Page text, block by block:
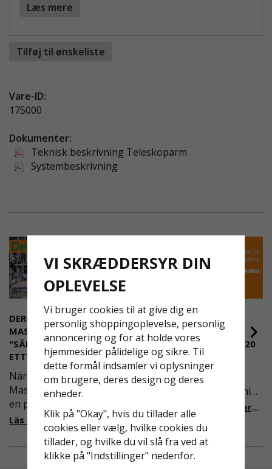
arbejdsmiljøer
FOR ØGET SIKKERHED VED ARBEJDE I
tagfodsbeslag og lignende løsninger, hvor der
kræves ekstra stabilisering. Den mindsker
arbejdsmiljø.
MANGFOLDIG OG PÅLIDELIG STØTTE
den til en vigtig del af professionelle
Læs mere
Tilføj til ønskeliste
Vare-ID:
175000
Dokumenter:
Teknisk beskrivning Teleskoparm
Systembeskrivning
DEROME
MASKINUTHYRNING -
"SÄKERHET ÄR ALLTID PRIO
ETT"
När Derome
Maskinuthyrning behövde
en pålitlig partner inom
fallskydd och
säkerhetslösningar föll
valet på
Ställningsprodukter.se.
Läs mer om varför Derome väljer oss
NYA REGLER FÖR
RULLSTÄLLNING -
AFS2023:9 & EN1004:2020
Även om det kan verka
högst osannolikt så är
våra regler för rullställning
i Sverige slappare än de
från EU i skrivande stund,
men detta kommer det bli
ändring på. Från och med
2025 träder nya
Läs mer om de nya reglerna!
VI SKRÆDDERSYR DIN
OPLEVELSE
Vi bruger cookies til at give dig en
personlig shoppingoplevelse, personlig
annoncering og for at holde vores
hjemmesider pålidelige og sikre. Til
dette formål indsamler vi oplysninger
om brugere, deres design og deres
enheder.
Klik på "Okay", hvis du tillader alle
cookies eller vælg, hvilke cookies du
tillader, og hvilke du vil slå fra ved at
klikke på "Indstillinger" nedenfor.